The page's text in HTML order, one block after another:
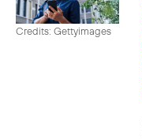
Credits: Gettyimages